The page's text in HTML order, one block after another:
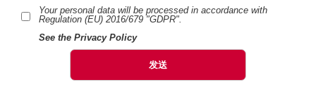
Your personal data will be processed in accordance with
Regulation (EU) 2016/679 "GDPR".
See the Privacy Policy